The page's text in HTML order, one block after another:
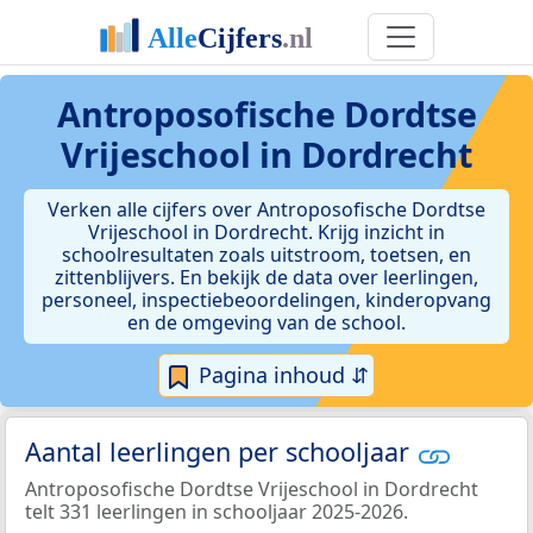
Antroposofische Dordtse
Vrijeschool in Dordrecht
Verken alle cijfers over Antroposofische Dordtse
Vrijeschool in Dordrecht. Krijg inzicht in
schoolresultaten zoals uitstroom, toetsen, en
zittenblijvers. En bekijk de data over leerlingen,
personeel, inspectiebeoordelingen, kinderopvang
en de omgeving van de school.
Pagina inhoud ⇵
Aantal leerlingen per schooljaar
Antroposofische Dordtse Vrijeschool in Dordrecht
telt 331 leerlingen in schooljaar 2025-2026.